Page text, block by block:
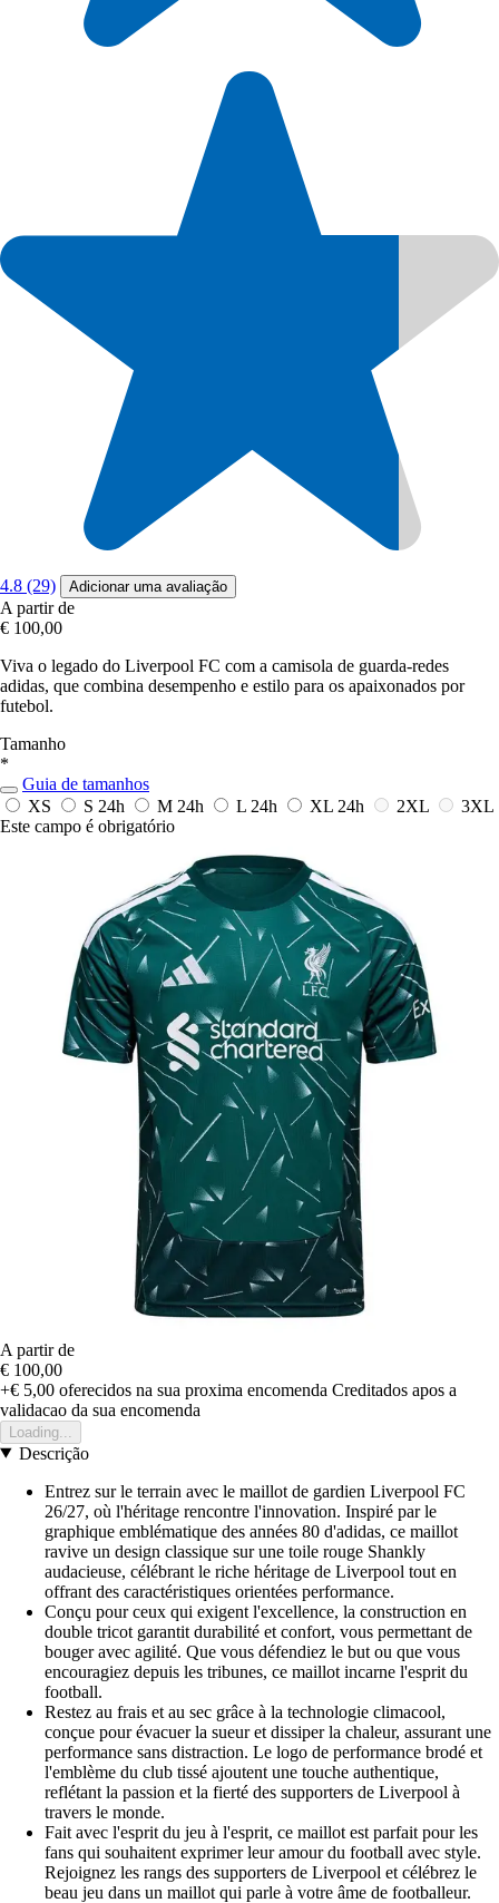
4.8 (29) Adicionar uma avaliação
A partir de
€ 100,00
Viva o legado do Liverpool FC com a camisola de guarda-redes
adidas, que combina desempenho e estilo para os apaixonados por
futebol.
Tamanho
*
Guia de tamanhos
XS
S 24h M 24h L 24h XL 24h 2XL
3XL
Este campo é obrigatório
A partir de
€ 100,00
+€ 5,00 oferecidos na sua proxima encomenda Creditados apos a
validacao da sua encomenda
Loading...
Descrição
Entrez sur le terrain avec le maillot de gardien Liverpool FC
26/27, où l'héritage rencontre l'innovation. Inspiré par le
graphique emblématique des années 80 d'adidas, ce maillot
ravive un design classique sur une toile rouge Shankly
audacieuse, célébrant le riche héritage de Liverpool tout en
offrant des caractéristiques orientées performance.
Conçu pour ceux qui exigent l'excellence, la construction en
double tricot garantit durabilité et confort, vous permettant de
bouger avec agilité. Que vous défendiez le but ou que vous
encouragiez depuis les tribunes, ce maillot incarne l'esprit du
football.
Restez au frais et au sec grâce à la technologie climacool,
conçue pour évacuer la sueur et dissiper la chaleur, assurant une
performance sans distraction. Le logo de performance brodé et
l'emblème du club tissé ajoutent une touche authentique,
reflétant la passion et la fierté des supporters de Liverpool à
travers le monde.
Fait avec l'esprit du jeu à l'esprit, ce maillot est parfait pour les
fans qui souhaitent exprimer leur amour du football avec style.
Rejoignez les rangs des supporters de Liverpool et célébrez le
beau jeu dans un maillot qui parle à votre âme de footballeur.